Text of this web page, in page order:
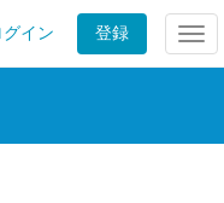
グイン 登録